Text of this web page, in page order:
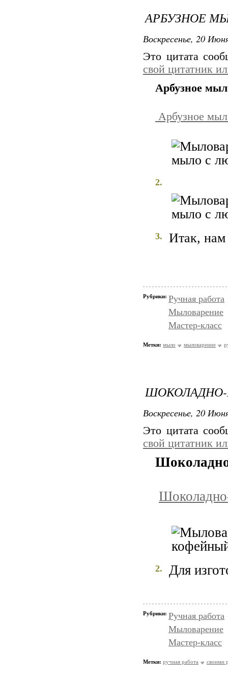
АРБУЗНОЕ
Воскресенье, 20
Это цитата
свой цитатник
Арбузное
Арбузное
2.
3. Итак, нам
Рубрики: Ручная работа
Мыловарение
Мастер-класс
Метки: мыло мыловарение
Воскресенье, 20
Это цитата
свой цитатник
2. Для
Рубрики: Ручная работа
Мыловарение
Мастер-класс
Метки: ручная работа своими